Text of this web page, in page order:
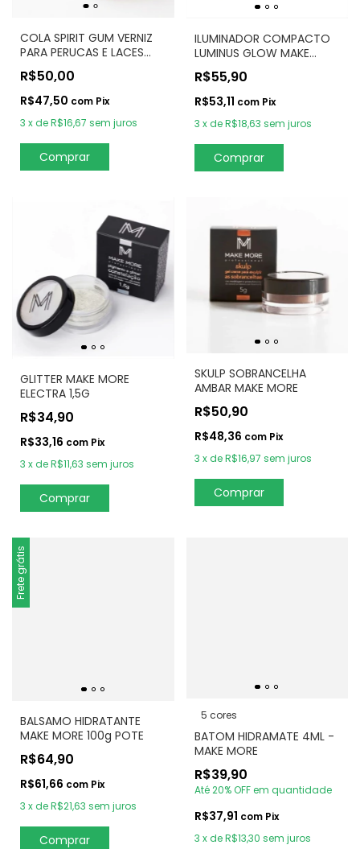
COLA SPIRIT GUM VERNIZ
PARA PERUCAS E LACES
10ml
R$50,00
R$47,50 com Pix
3 xdeR$16,67 sem juros
ILUMINADOR COMPACTO
LUMINUS GLOW MAKE
MORE
R$55,90
R$53,11 com Pix
3 xdeR$18,63 sem juros
GLITTER MAKE MORE
ELECTRA 1,5G
R$34,90
R$33,16 com Pix
3 xdeR$11,63 sem juros
SKULP SOBRANCELHA
AMBAR MAKE MORE
R$50,90
R$48,36 com Pix
3 xdeR$16,97 sem juros
Frete grátis
BALSAMO HIDRATANTE
MAKE MORE 100g POTE
R$64,90
R$61,66 com Pix
3 xdeR$21,63 sem juros
5 cores
BATOM HIDRAMATE 4ML -
MAKE MORE
R$39,90
Até 20% OFF em quantidade
R$37,91 com Pix
3 xdeR$13,30 sem juros